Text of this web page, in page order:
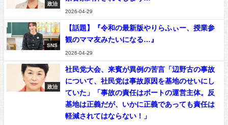
政治
2026-04-29
SNS
【話題】『令和の最新版やりらふぃー、授業参
観のママ友みたいになる…』
2026-04-29
政治
社民党大会、来賓が異例の苦言「辺野古の事故
について、社民党は事故原因を基地のせいにし
ていた」「事故の責任はボートの運営主体。反
基地は正義だが、いかに正義であっても責任は
軽減されてはならない！」